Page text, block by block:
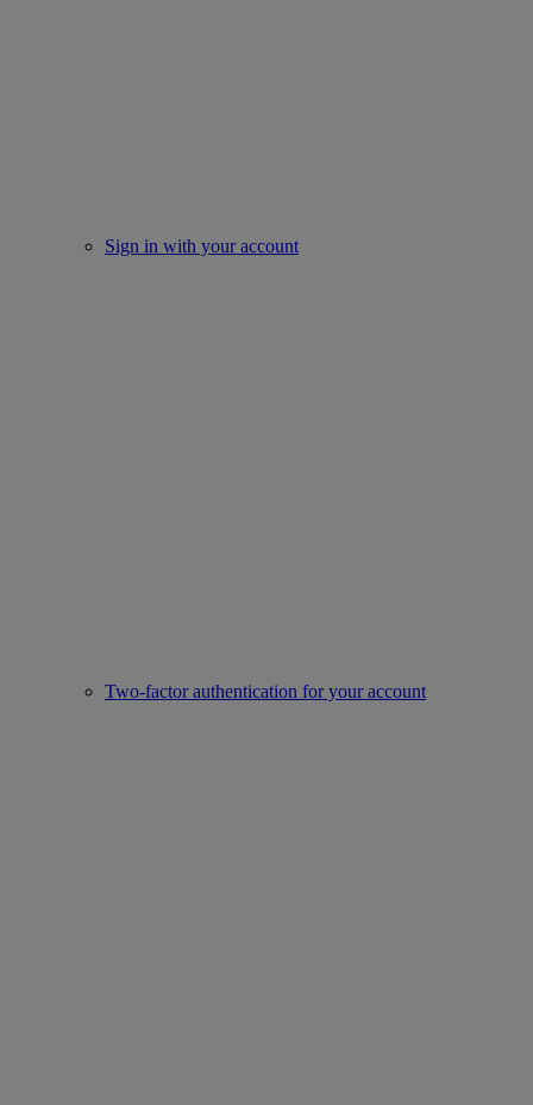
Sign in with your account
Two-factor authentication for your account